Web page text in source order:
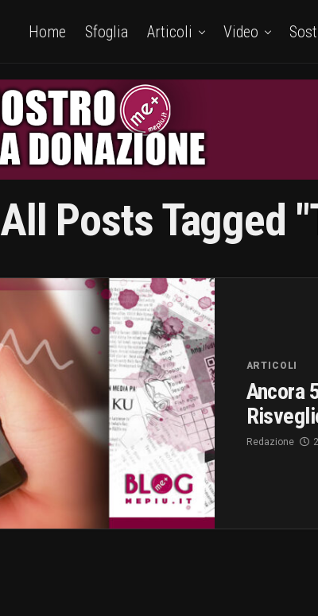
Home Sfoglia Articoli Video
All Posts Tagged
ARTICOLI
Ancora
Redazione